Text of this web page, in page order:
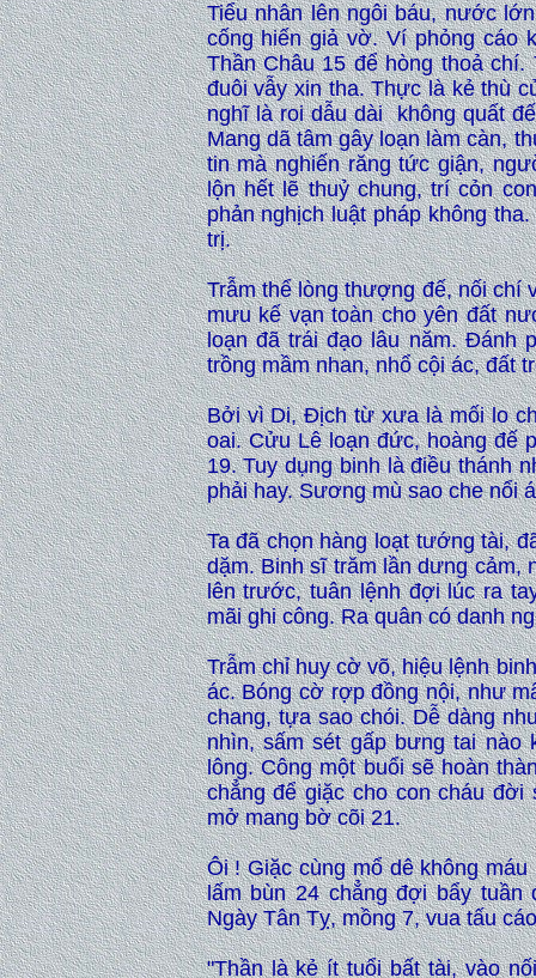
Tiểu nhân lên ngôi báu, nước
cống hiến giả vờ. Ví phỏng cáo
Thần Châu 15 để hòng thoả
đuôi vẫy xin tha. Thực là kẻ thù
nghĩ là roi dẫu dài không quất
Mang dã tâm gây loạn làm càn,
tin mà nghiến răng tức giận,
lộn hết lẽ thuỷ chung, trí cỏn
phản nghịch luật pháp không
trị.
Trẫm thể lòng thượng đế, nối chí
mưu kế vạn toàn cho yên đất
loạn đã trái đạo lâu năm. Đánh
trồng mầm nhan, nhổ cội ác, đất
Bởi vì Di, Địch từ xưa là mối lo
oai. Cửu Lê loạn đức, hoàng đế
19. Tuy dụng binh là điều thánh
phải hay. Sương mù sao che nổi
Ta đã chọn hàng loạt tướng tài,
dặm. Binh sĩ trăm lần dưng cảm,
lên trước, tuân lệnh đợi lúc ra
mãi ghi công. Ra quân có danh
Trẫm chỉ huy cờ võ, hiệu lệnh
ác. Bóng cờ rợp đồng nội, như
chang, tựa sao chói. Dễ dàng
nhìn, sấm sét gấp bưng tai nào
lông. Công một buổi sẽ hoàn
chẳng để giặc cho con cháu
mở mang bờ cõi 21.
Ôi ! Giặc cùng mổ dê không
lấm bùn 24 chẳng đợi bẩy
Ngày Tân Tỵ, mồng 7, vua tấu
"Thần là kẻ ít tuổi bất tài, vào